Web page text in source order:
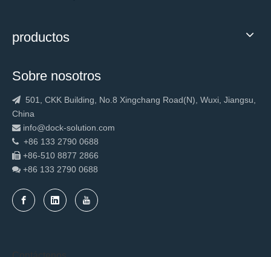
productos
Sobre nosotros
 501, CKK Building, No.8 Xingchang Road(N), Wuxi, Jiangsu,
China
 info@dock-solution.com
 +86 133 2790 0688
 +86-510 8877 2866
 +86 133 2790 0688